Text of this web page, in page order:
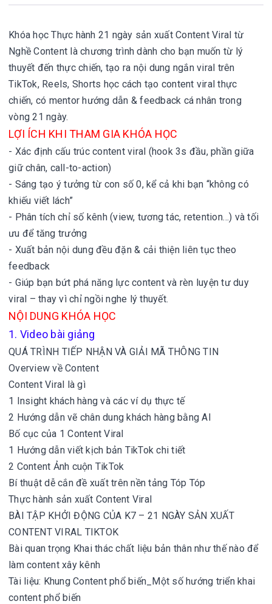
Khóa học Thực hành 21 ngày sản xuất Content Viral từ
Nghề Content là chương trình dành cho bạn muốn từ lý
thuyết đến thực chiến, tạo ra nội dung ngắn viral trên
TikTok, Reels, Shorts học cách tạo content viral thực
chiến, có mentor hướng dẫn & feedback cá nhân trong
vòng 21 ngày.
LỢI ÍCH KHI THAM GIA KHÓA HỌC
- Xác định cấu trúc content viral (hook 3s đầu, phần giữa
giữ chân, call-to-action)
- Sáng tạo ý tưởng từ con số 0, kể cả khi bạn “không có
khiếu viết lách”
- Phân tích chỉ số kênh (view, tương tác, retention…) và tối
ưu để tăng trưởng
- Xuất bản nội dung đều đặn & cải thiện liên tục theo
feedback
- Giúp bạn bứt phá năng lực content và rèn luyện tư duy
viral – thay vì chỉ ngồi nghe lý thuyết.
NỘI DUNG KHÓA HỌC
1. Video bài giảng
QUÁ TRÌNH TIẾP NHẬN VÀ GIẢI MÃ THÔNG TIN
Overview về Content
Content Viral là gì
1 Insight khách hàng và các ví dụ thực tế
2 Hướng dẫn vẽ chân dung khách hàng bằng AI
Bố cục của 1 Content Viral
1 Hướng dẫn viết kịch bản TikTok chi tiết
2 Content Ảnh cuộn TikTok
Bí thuật dễ cắn đề xuất trên nền tảng Tóp Tóp
Thực hành sản xuất Content Viral
BÀI TẬP KHỞI ĐỘNG CỦA K7 – 21 NGÀY SẢN XUẤT
CONTENT VIRAL TIKTOK
Bài quan trọng Khai thác chất liệu bản thân như thế nào để
làm content xây kênh
Tài liệu: Khung Content phổ biến_Một số hướng triển khai
content phổ biến